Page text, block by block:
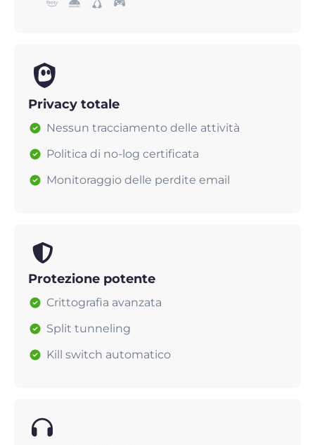
Privacy totale
Nessun tracciamento delle attività
Politica di no-log certificata
Monitoraggio delle perdite email
Protezione potente
Crittografia avanzata
Split tunneling
Kill switch automatico